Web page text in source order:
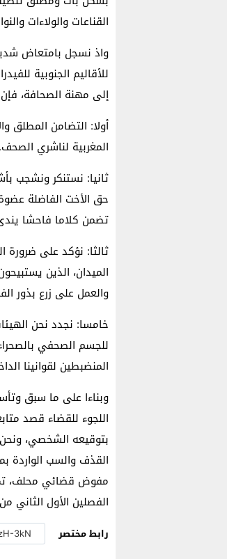
القناعات والولاءات
واذ نسجل بامتعاض
للأقاليم الجنوبية
إلى مهنة الصحافة، فإن
أولا: التضامن المطلق
المغربية لناشري الصحف.
ثانيا: نستنكر ونشجب
حق الأخت الفاضلة عضوة
تضمن كلاما فاحشا
ثالثا: نؤكد على
الميدان، الذين
والعمل على زرع بذور
خامسا: نجدد نحن
للجسم الصحفي
المنضبطين لقوانينا
وبناءا على ما سبق
اللجوء للقضاء قصد
بتوقيعه الشخصي،
القذف والسب
مفوض قضائي محلف،
الفصلين الأول الثاني من المادة 447 من
رابط مختصر